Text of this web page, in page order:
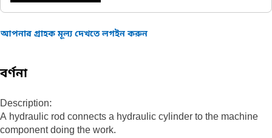
আপনার গ্রাহক মূল্য দেখতে লগইন করুন
বর্ণনা
Description:
A hydraulic rod connects a hydraulic cylinder to the machine
component doing the work.